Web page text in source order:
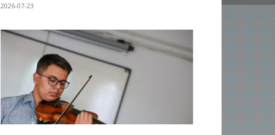
2026-07-23